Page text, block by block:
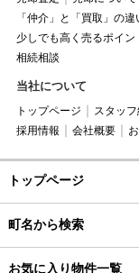
「仲介」と「買取」の違
少しでも高く売るポイン
相続相談
当社について
トップページ スタッ
採用情報
会社概要
トップページ
町名から検索
お気に入り物件一覧